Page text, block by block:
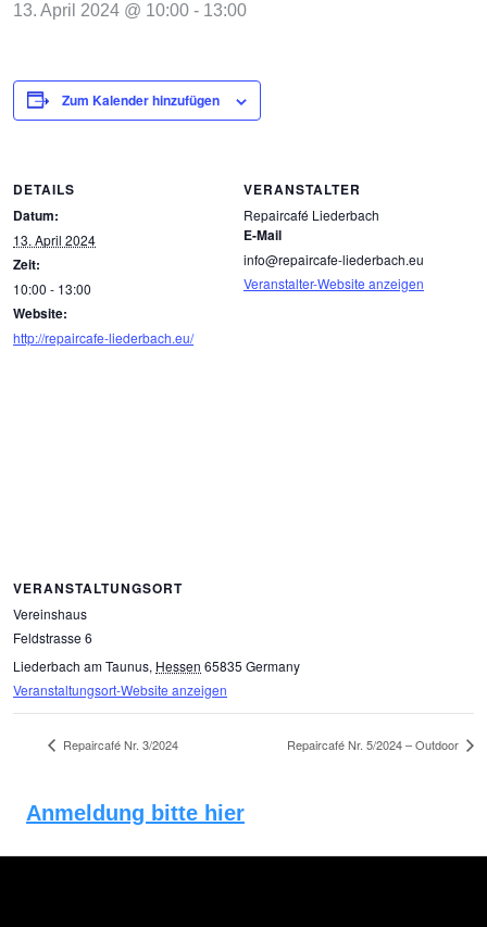
13. April 2024 @ 10:00 - 13:00
Zum Kalender hinzufügen
DETAILS
Datum:
13. April 2024
Zeit:
10:00 - 13:00
Website:
http://repaircafe-liederbach.eu/
VERANSTALTER
Repaircafé Liederbach
E-Mail
info@repaircafe-liederbach.eu
Veranstalter-Website anzeigen
VERANSTALTUNGSORT
Vereinshaus
Feldstrasse 6
Liederbach am Taunus, Hessen 65835 Germany
Veranstaltungsort-Website anzeigen
Repaircafé Nr. 3/2024 Repaircafé Nr. 5/2024 – Outdoor
Anmeldung bitte hier